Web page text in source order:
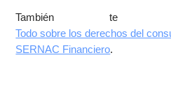
También te
Todo sobre los derechos del
SERNAC Financiero.